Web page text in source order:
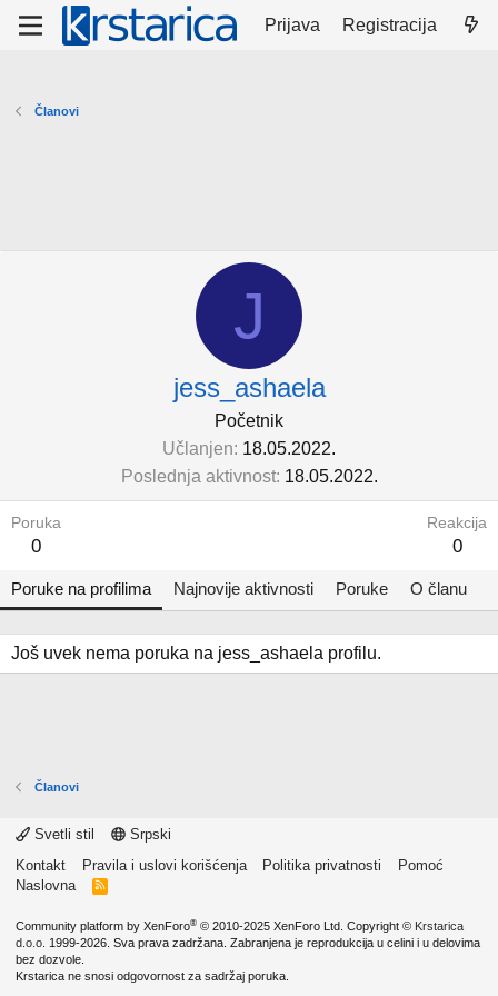
Prijava Registracija
Članovi
J
jess_ashaela
Početnik
Učlanjen 18.05.2022.
Poslednja aktivnost 18.05.2022.
Poruka
0
Reakcija
0
Poruke na profilima Najnovije aktivnosti Poruke O članu
Još uvek nema poruka na jess_ashaela profilu.
Članovi
Svetli stil
Srpski
Kontakt
Pravila i uslovi korišćenja Politika privatnosti
Pomoć
Naslovna
R
Community platform by XenForo® © 2010-2025 XenForo Ltd. Copyright © Krstarica
d.o.o. 1999-2026. Sva prava zadržana. Zabranjena je reprodukcija u celini i u delovima
bez dozvole.
Krstarica ne snosi odgovornost za sadržaj poruka.